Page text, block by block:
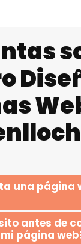
una página
antes de
página